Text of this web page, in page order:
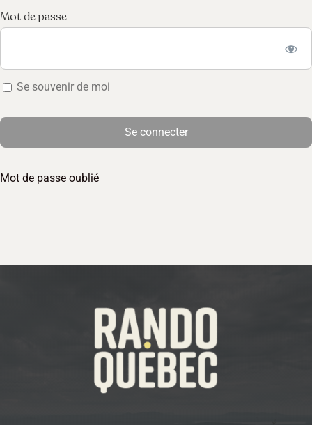
Mot de passe
Se souvenir de moi
Mot de passe oublié